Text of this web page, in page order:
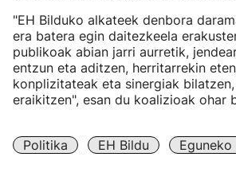
"EH Bilduko alkateek denbora
era batera egin daitezkeela
publikoak abian jarri aurretik,
entzun eta aditzen, herritarrekin
konplizitateak eta sinergiak
eraikitzen", esan du koalizioak ohar
Politika EH Bildu